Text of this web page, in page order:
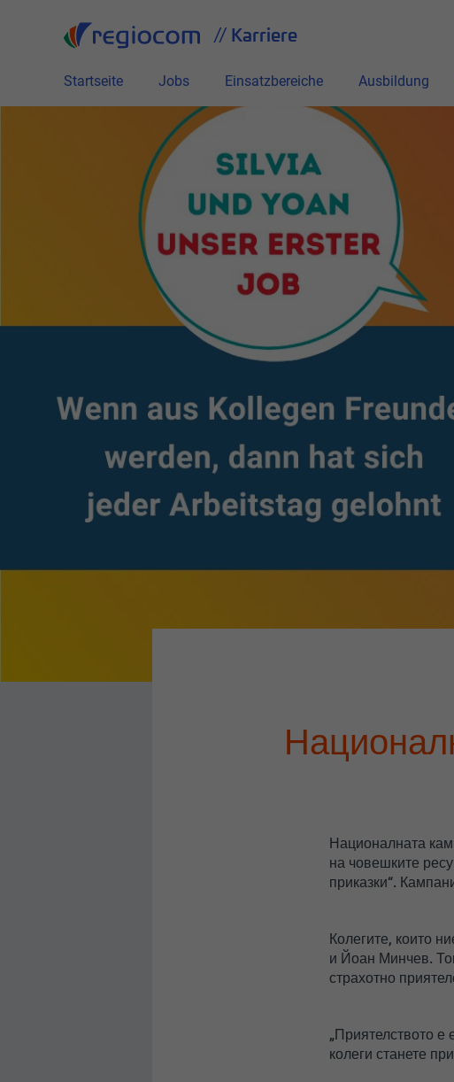
// Karriere
Startseite Jobs Einsatzbereiche Ausbildung
Националната
на човешките
приказки“.
Колегите, които
и Йоан Минчев.
страхотно
„Приятелството е
колеги станете